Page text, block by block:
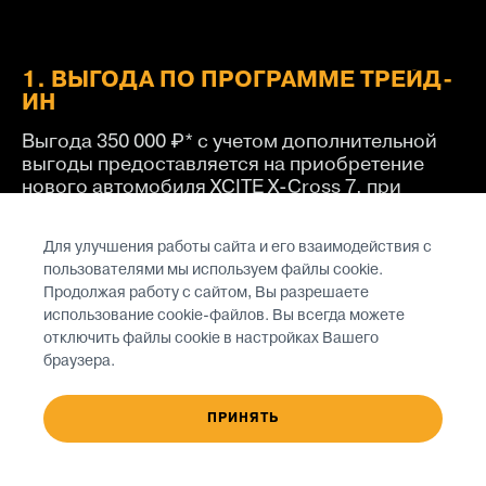
1. ВЫГОДА ПО ПРОГРАММЕ ТРЕЙД-
ИН
Выгода 350 000 ₽* с учетом дополнительной
выгоды предоставляется на приобретение
нового автомобиля XCITE X-Cross 7, при
критериям
Для улучшения работы сайта и его взаимодействия с
пользователями мы используем файлы cookie.
Продолжая работу с сайтом, Вы разрешаете
использование cookie-файлов. Вы всегда можете
отключить файлы cookie в настройках Вашего
браузера.
ПРИНЯТЬ